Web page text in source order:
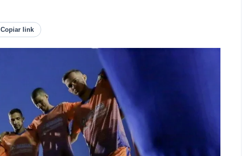
Copiar link